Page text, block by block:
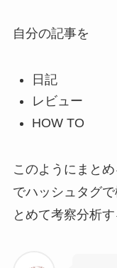
自分の記事を
日記
レビュー
HOW TO
このようにまと
でハッシュタグ
とめて考察分析